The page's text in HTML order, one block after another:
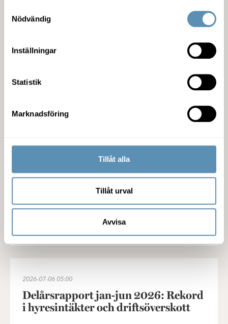
Nödvändig
Inställningar
Statistik
Marknadsföring
Tillåt alla
Tillåt urval
Avvisa
2026-07-28
bestånd i södra Sverige godkänns av
Weibel Scientific i
Köpenhamnsområdet
2026-07-06 05:00
Delårsrapport jan-jun 2026: Rekord
i hyresintäkter och driftsöverskott